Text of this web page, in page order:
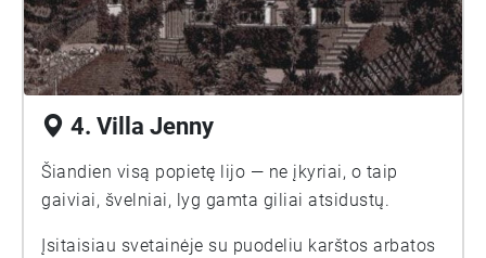
4. Villa Jenny
Šiandien visą popietę lijo — ne įkyriai, o taip
gaiviai, švelniai, lyg gamta giliai atsidustų.
Įsitaisiau svetainėje su puodeliu karštos arbatos